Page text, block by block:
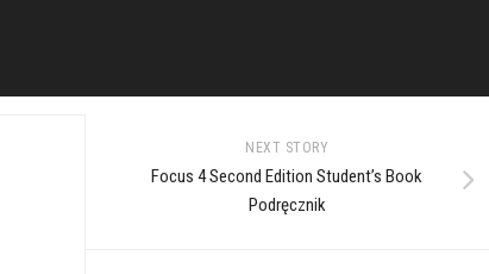
NEXT STORY
Focus 4 Second Edition Student’s Book
Podręcznik